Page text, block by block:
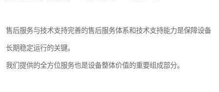
售后服务与技术支持完善的售后服务体系和技术支持能力是保障设备
长期稳定运行的关键。
我们提供的全方位服务也是设备整体价值的重要组成部分。